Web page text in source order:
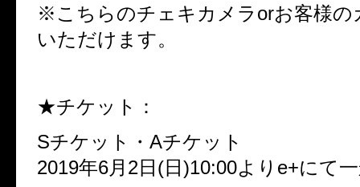
※こちらのチェキカメラorお客様の
いただけます。
★チケット：
Sチケット・Aチケット
2019年6月2日(日)10:00よりe+にて